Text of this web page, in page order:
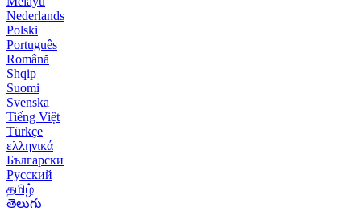
Nederlands
Polski
Português
Română
Shqip
Suomi
Svenska
Tiếng Việt
Türkçe
ελληνικά
Български
Русский
தமிழ்
తెలుగు